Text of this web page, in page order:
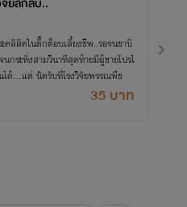
คลิลิคในติ๊กต็อบเลี้ยงชีพ..รอจนขาบิ
กระทั่งสามวินาทีสุดท้ายมีผู้ชายโปรไ
ด้...แต่ นัดรับที่โรงวิจัยพรรณพืช
35 บาท